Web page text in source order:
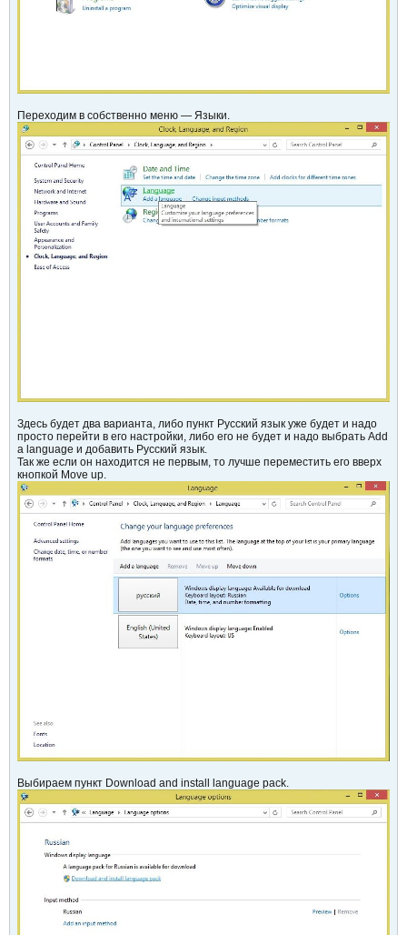
Переходим в собственно меню — Языки.
Здесь будет два варианта, либо пункт Русский язык уже будет и надо
просто перейти в его настройки, либо его не будет и надо выбрать Add
a language и добавить Русский язык.
Так же если он находится не первым, то лучше переместить его вверх
кнопкой Move up.
Выбираем пункт Download and install language pack.